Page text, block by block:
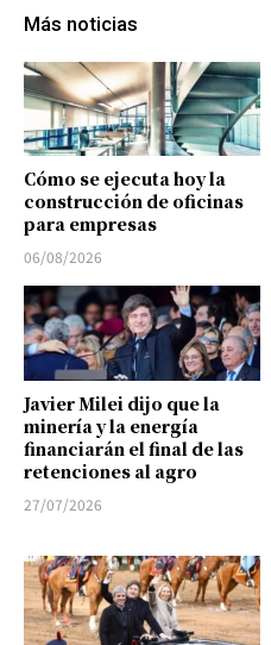
Más noticias
Cómo se ejecuta hoy la
construcción de oficinas
para empresas
06/08/2026
Javier Milei dijo que la
minería y la energía
financiarán el final de las
retenciones al agro
27/07/2026